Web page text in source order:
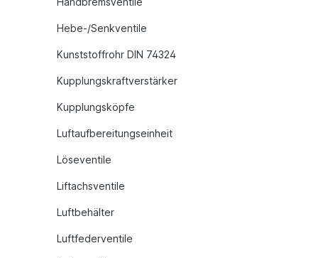
Hebe-/Senkventile
Kunststoffrohr DIN 74324
Kupplungskraftverstärker
Kupplungsköpfe
Luftaufbereitungseinheit
Löseventile
Liftachsventile
Luftbehälter
Luftfederventile